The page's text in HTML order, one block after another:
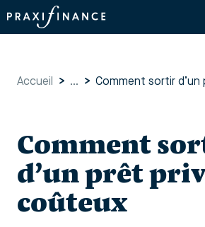
Accueil > ... > Comment sortir
Comment
d’un prêt
coûteux